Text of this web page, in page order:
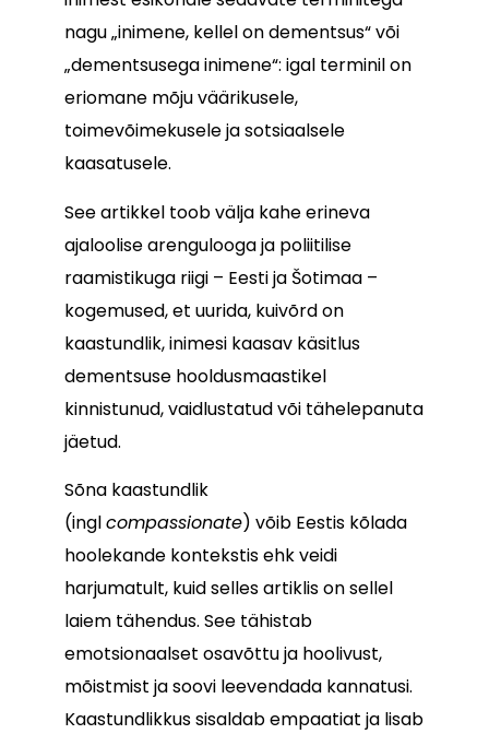
nagu „inimene, kellel on dementsus“ või
„dementsusega inimene“: igal terminil on
eriomane mõju väärikusele,
toimevõimekusele ja sotsiaalsele
kaasatusele.
See artikkel toob välja kahe erineva
ajaloolise arengulooga ja poliitilise
raamistikuga riigi – Eesti ja Šotimaa –
kogemused, et uurida, kuivõrd on
kaastundlik, inimesi kaasav käsitlus
dementsuse hooldusmaastikel
kinnistunud, vaidlustatud või tähelepanuta
jäetud.
Sõna kaastundlik
(inglcompassionate) võib Eestis kõlada
hoolekande kontekstis ehk veidi
harjumatult, kuid selles artiklis on sellel
laiem tähendus. See tähistab
emotsionaalset osavõttu ja hoolivust,
mõistmist ja soovi leevendada kannatusi.
Kaastundlikkus sisaldab empaatiat ja lisab